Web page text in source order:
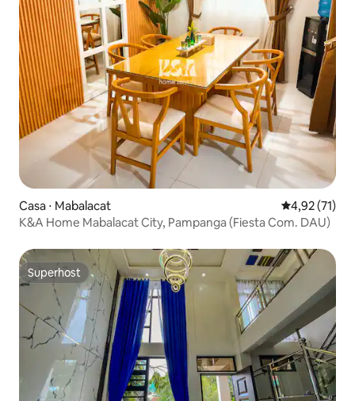
Casa ⋅ Mabalacat 4,92 de uma
4,92 (71)
K&A Home Mabalacat City, Pampanga (Fiesta Com. DAU)
Superhost
Superhost